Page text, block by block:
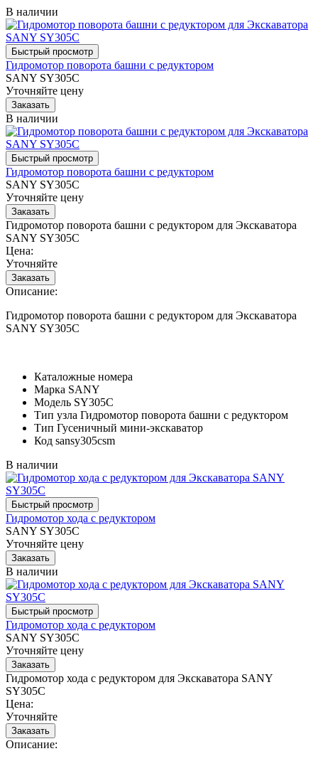
В наличии
Гидромотор поворота башни с редуктором
SANY SY305C
Уточняйте цену
В наличии
Гидромотор поворота башни с редуктором
SANY SY305C
Уточняйте цену
Гидромотор поворота башни с редуктором для Экскаватора
SANY SY305C
Цена:
Уточняйте
Описание:
Гидромотор поворота башни с редуктором для Экскаватора
SANY SY305C
Каталожные номера
Марка SANY
Модель SY305C
Тип узла Гидромотор поворота башни с редуктором
Тип Гусеничный мини-экскаватор
Код sansy305csm
В наличии
Гидромотор хода с редуктором
SANY SY305C
Уточняйте цену
В наличии
Гидромотор хода с редуктором
SANY SY305C
Уточняйте цену
Гидромотор хода с редуктором для Экскаватора SANY
SY305C
Цена:
Уточняйте
Описание: